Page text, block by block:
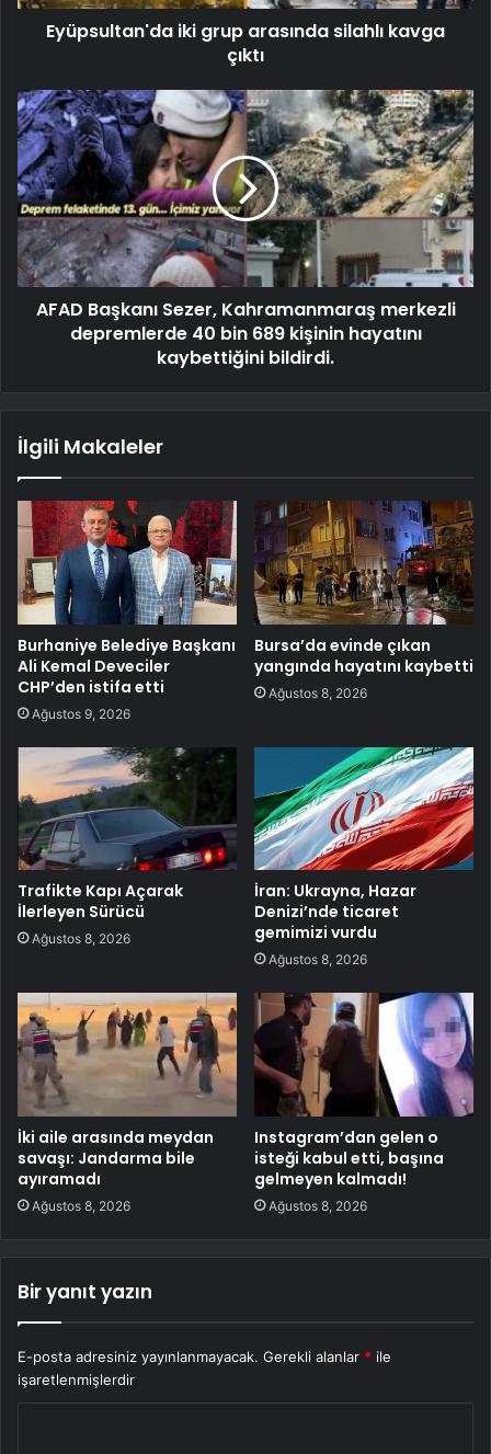
Eyüpsultan'da iki grup arasında silahlı kavga
çıktı
AFAD Başkanı Sezer, Kahramanmaraş merkezli
depremlerde 40 bin 689 kişinin hayatını
kaybettiğini bildirdi.
İlgili Makaleler
Burhaniye Belediye Başkanı
Ali Kemal Deveciler
CHP’den istifa etti
Ağustos 9, 2026
Bursa’da evinde çıkan
yangında hayatını kaybetti
Ağustos 8, 2026
Trafikte Kapı Açarak
İlerleyen Sürücü
Ağustos 8, 2026
İran: Ukrayna, Hazar
Denizi’nde ticaret
gemimizi vurdu
Ağustos 8, 2026
İki aile arasında meydan
savaşı: Jandarma bile
ayıramadı
Ağustos 8, 2026
Instagram’dan gelen o
isteği kabul etti, başına
gelmeyen kalmadı!
Ağustos 8, 2026
Bir yanıt yazın
E-posta adresiniz yayınlanmayacak. Gerekli alanlar * ile
işaretlenmişlerdir